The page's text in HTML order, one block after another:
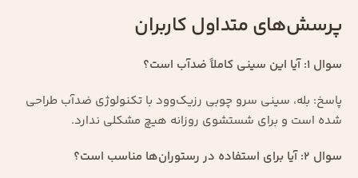
پرسش‌های متداول کاربران
سوال ۱: آیا این سینی کاملاً ضدآب است؟
پاسخ: بله، سینی سرو چوبی رزیک‌وود با تکنولوژی ضدآب طراحی
شده است و برای شستشوی روزانه هیچ مشکلی ندارد.
سوال ۲: آیا برای استفاده در رستوران‌ها مناسب است؟